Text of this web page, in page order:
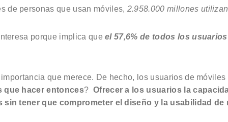
de personas que usan móviles, 2.958.000 millones
porque implica queel 57,6% de todos los
que merece. De hecho, los usuarios de
que hacer entonces? Ofrecer a los usuarios la
sin tener que comprometer el diseño y la usabilidad de